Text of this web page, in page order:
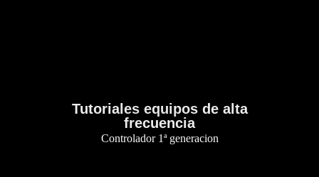
Tutoriales equipos de alta
frecuencia
Controlador 1ª generacion